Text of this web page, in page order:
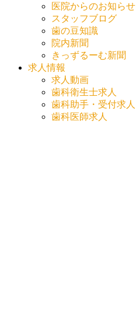
医院からのお知らせ
スタッフブログ
歯の豆知識
院内新聞
きっずるーむ新聞
求人情報
求人動画
歯科衛生士求人
歯科助手・受付求人
歯科医師求人